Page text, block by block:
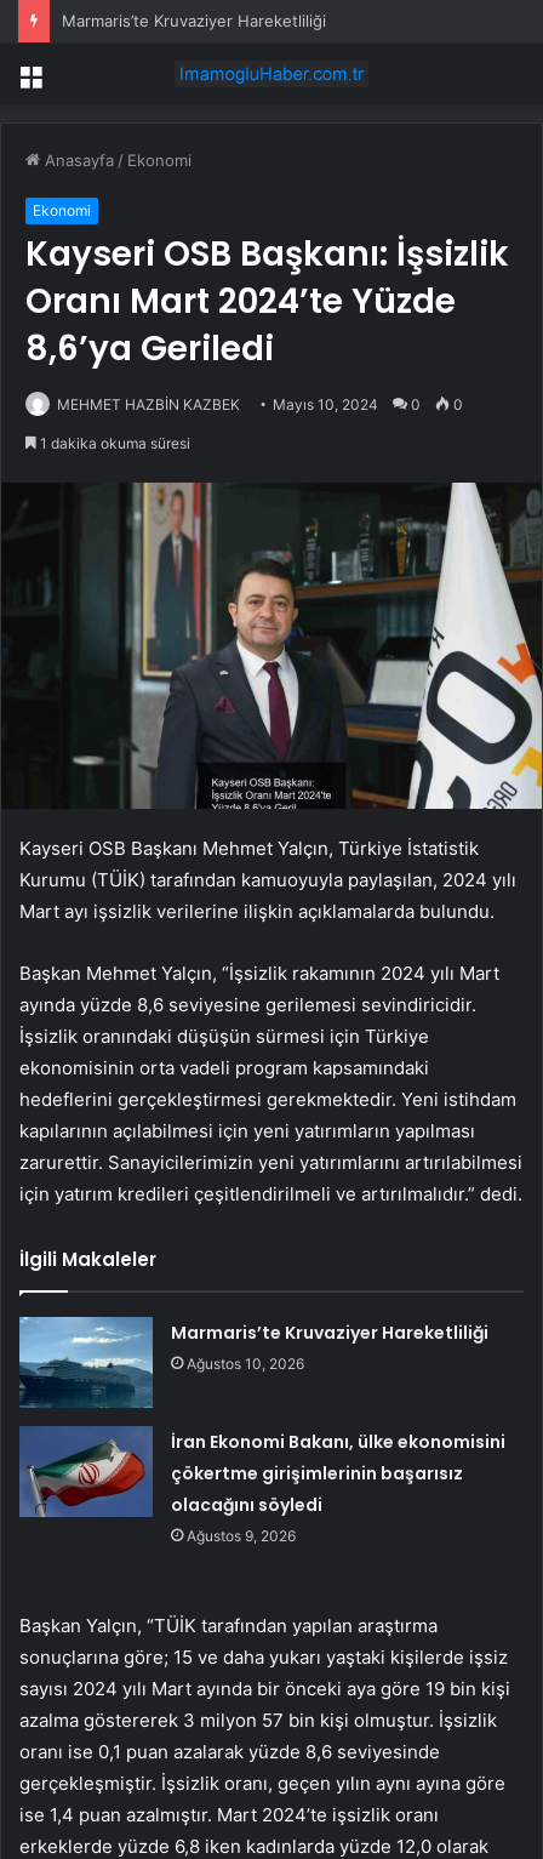
Marmaris’te Kruvaziyer Hareketliliği
Menü
Anasayfa / Ekonomi
Ekonomi
Kayseri OSB Başkanı: İşsizlik
Oranı Mart 2024’te Yüzde
8,6’ya Geriledi
MEHMET HAZBİN KAZBEK Mayıs 10, 2024 0 0
1 dakika okuma süresi
Kayseri OSB Başkanı Mehmet Yalçın, Türkiye İstatistik
Kurumu (TÜİK) tarafından kamuoyuyla paylaşılan, 2024 yılı
Mart ayı işsizlik verilerine ilişkin açıklamalarda bulundu.
Başkan Mehmet Yalçın, “İşsizlik rakamının 2024 yılı Mart
ayında yüzde 8,6 seviyesine gerilemesi sevindiricidir.
İşsizlik oranındaki düşüşün sürmesi için Türkiye
ekonomisinin orta vadeli program kapsamındaki
hedeflerini gerçekleştirmesi gerekmektedir. Yeni istihdam
kapılarının açılabilmesi için yeni yatırımların yapılması
zarurettir. Sanayicilerimizin yeni yatırımlarını artırılabilmesi
için yatırım kredileri çeşitlendirilmeli ve artırılmalıdır.” dedi.
İlgili Makaleler
Marmaris’te Kruvaziyer Hareketliliği
Ağustos 10, 2026
İran Ekonomi Bakanı, ülke ekonomisini
çökertme girişimlerinin başarısız
olacağını söyledi
Ağustos 9, 2026
Başkan Yalçın, “TÜİK tarafından yapılan araştırma
sonuçlarına göre; 15 ve daha yukarı yaştaki kişilerde işsiz
sayısı 2024 yılı Mart ayında bir önceki aya göre 19 bin kişi
azalma göstererek 3 milyon 57 bin kişi olmuştur. İşsizlik
oranı ise 0,1 puan azalarak yüzde 8,6 seviyesinde
gerçekleşmiştir. İşsizlik oranı, geçen yılın aynı ayına göre
ise 1,4 puan azalmıştır. Mart 2024’te işsizlik oranı
erkeklerde yüzde 6,8 iken kadınlarda yüzde 12,0 olarak